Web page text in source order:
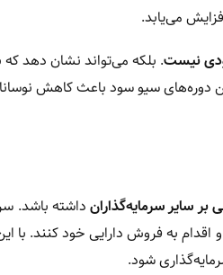
می‌یابد.
نیست. بلکه می‌تواند نشان دهد
سیو سود باعث کاهش
بر سایر سرمایه‌گذارانداشته باشد.
به فروش دارایی خود کنند. با
شود.